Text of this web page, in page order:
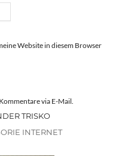
Website in diesem Browser
via E-Mail.
TRISKO
INTERNET